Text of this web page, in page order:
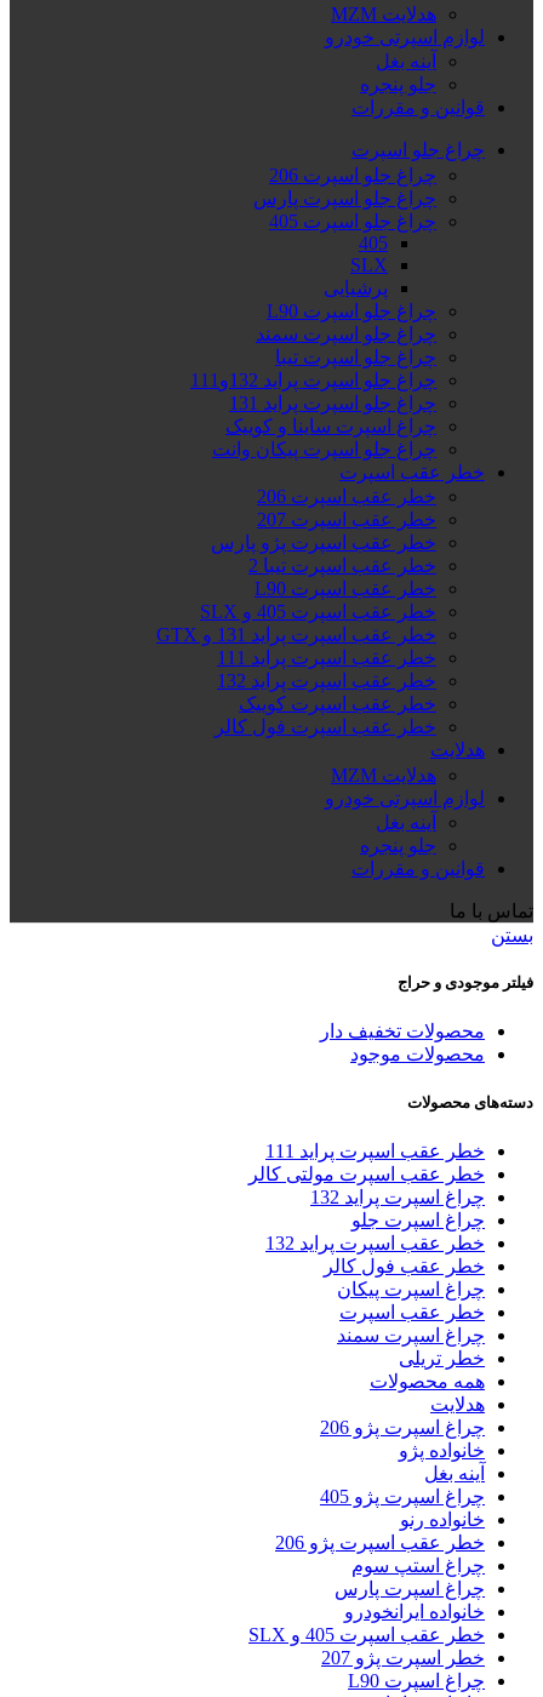
هدلایت MZM
لوازم اسپرتی خودرو
آینه بغل
جلو پنجره
قوانین و مقررات
چراغ جلو اسپرت
چراغ جلو اسپرت 206
چراغ جلو اسپرت پارس
چراغ جلو اسپرت 405
405
SLX
پرشیایی
چراغ جلو اسپرت L90
چراغ جلو اسپرت سمند
چراغ جلو اسپرت تیبا
چراغ جلو اسپرت پراید 132و111
چراغ جلو اسپرت پراید 131
چراغ اسپرت ساینا و کوییک
چراغ جلو اسپرت پیکان وانت
خطر عقب اسپرت
خطر عقب اسپرت 206
خطر عقب اسپرت 207
خطر عقب اسپرت پژو پارس
خطر عقب اسپرت تیبا 2
خطر عقب اسپرت L90
خطر عقب اسپرت 405 و SLX
خطر عقب اسپرت پراید 131 و GTX
خطر عقب اسپرت پراید 111
خطر عقب اسپرت پراید 132
خطر عقب اسپرت کوییک
خطر عقب اسپرت فول کالر
هدلایت
هدلایت MZM
لوازم اسپرتی خودرو
آینه بغل
جلو پنجره
قوانین و مقررات
تماس با ما
بستن
فیلتر موجودی و حراج
محصولات تخفیف دار
محصولات موجود
دسته‌های محصولات
خطر عقب اسپرت پراید 111
خطر عقب اسپرت مولتی کالر
چراغ اسپرت پراید 132
چراغ اسپرت جلو
خطر عقب اسپرت پراید 132
خطر عقب فول کالر
چراغ اسپرت پیکان
خطر عقب اسپرت
چراغ اسپرت سمند
خطر تریلی
همه محصولات
هدلایت
چراغ اسپرت پژو 206
خانواده پژو
آینه بغل
چراغ اسپرت پژو 405
خانواده رنو
خطر عقب اسپرت پژو 206
چراغ استپ سوم
چراغ اسپرت پارس
خانواده ایرانخودرو
خطر عقب اسپرت 405 و SLX
خطر اسپرت پژو 207
چراغ اسپرت L90